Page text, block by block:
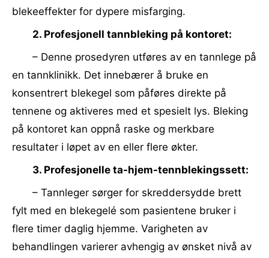
blekeeffekter for dypere misfarging.
2. Profesjonell tannbleking på kontoret:
– Denne prosedyren utføres av en tannlege på
en tannklinikk. Det innebærer å bruke en
konsentrert blekegel som påføres direkte på
tennene og aktiveres med et spesielt lys. Bleking
på kontoret kan oppnå raske og merkbare
resultater i løpet av en eller flere økter.
3. Profesjonelle ta-hjem-tennblekingssett:
– Tannleger sørger for skreddersydde brett
fylt med en blekegelé som pasientene bruker i
flere timer daglig hjemme. Varigheten av
behandlingen varierer avhengig av ønsket nivå av